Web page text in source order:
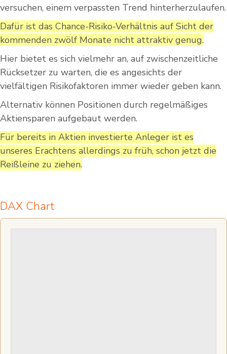
versuchen, einem verpassten Trend hinterherzulaufen.
Dafür ist das Chance-Risiko-Verhältnis auf Sicht der
kommenden zwölf Monate nicht attraktiv genug.
Hier bietet es sich vielmehr an, auf zwischenzeitliche
Rücksetzer zu warten, die es angesichts der
vielfältigen Risikofaktoren immer wieder geben kann.
Alternativ können Positionen durch regelmäßiges
Aktiensparen aufgebaut werden.
Für bereits in Aktien investierte Anleger ist es
unseres Erachtens allerdings zu früh, schon jetzt die
Reißleine zu ziehen.
DAX Chart